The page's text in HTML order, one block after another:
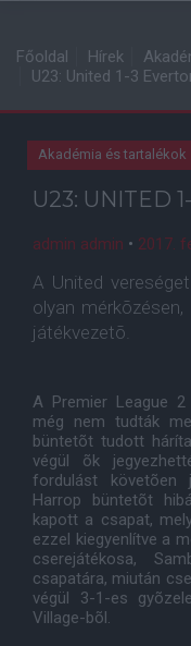
Főoldal Hírek
U23: United 1-3
Akadémia és tartalékok
U23: UNITED
admin admin • 2017.
A United
olyan
játékvezetõ.
A Premier League
még nem tudták
büntetõt tudott
végül õk
fordulást követõen
Harrop büntetõt
kapott a csapat,
ezzel kiegyenlítve a
cserejátékosa,
csapatára, miután
végül 3-1-es
Village-bõl.